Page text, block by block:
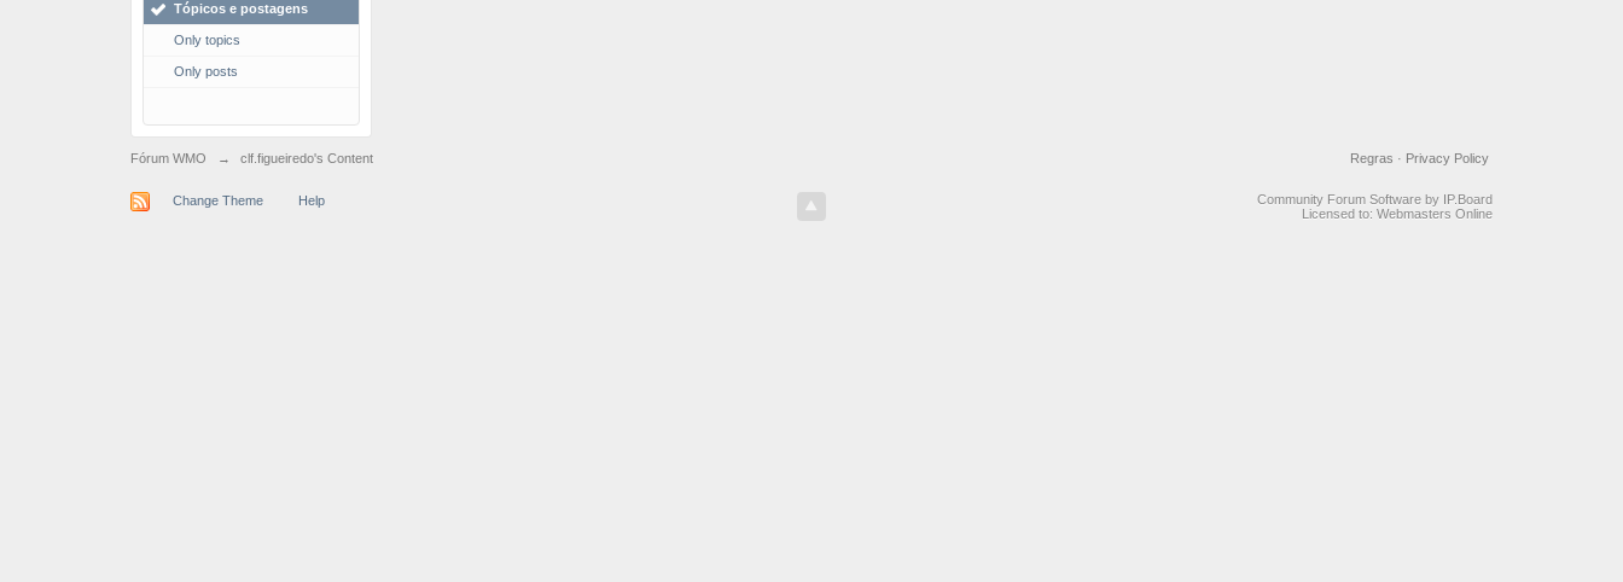
Tópicos e postagens
Only topics
Only posts
Fórum WMO → clf.figueiredo's Content Privacy Policy
Regras ·
Change Theme Help
Community Forum Software by IP.Board
Licensed to: Webmasters Online